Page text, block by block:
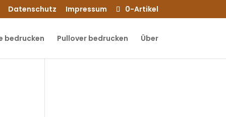
Datenschutz Impressum 0-Artikel
bedrucken Pullover bedrucken Über